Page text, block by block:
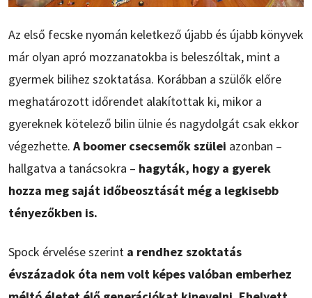
Az első fecske nyomán keletkező újabb és újabb könyvek
már olyan apró mozzanatokba is beleszóltak, mint a
gyermek bilihez szoktatása. Korábban a szülők előre
meghatározott időrendet alakítottak ki, mikor a
gyereknek kötelező bilin ülnie és nagydolgát csak ekkor
végezhette. A boomer csecsemők szülei azonban –
hallgatva a tanácsokra – hagyták, hogy a gyerek
hozza meg saját időbeosztását még a legkisebb
tényezőkben is.
Spock érvelése szerint a rendhez szoktatás
évszázadok óta nem volt képes valóban emberhez